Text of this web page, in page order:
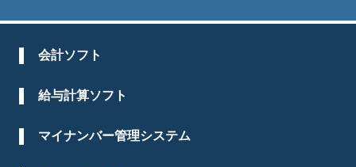
会計ソフト
給与計算ソフト
マイナンバー管理システム